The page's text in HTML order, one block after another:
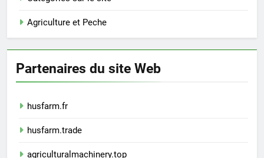
Agriculture et Peche
Partenaires du site Web
husfarm.fr
husfarm.trade
agriculturalmachinery.top